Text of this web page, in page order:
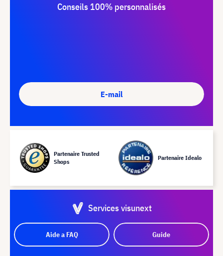
Conseils 100% personnalisés
E-mail
Partenaire Trusted
Shops
Partenaire Idealo
Services visunext
Aide a FAQ Guide